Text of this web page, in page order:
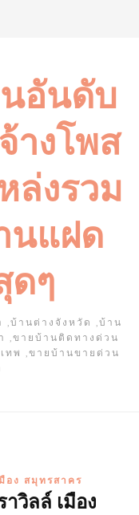
อันดับ
างโพส
ล่งรวม
นแฝด
ดๆ
,บ้านต่างจังหวัด ,บ้าน
,ขายบ้านติดทางด่วน
ทพ ,ขายบ้านขายด่วน
อง สมุทรสาคร
วิลล์ เมือง